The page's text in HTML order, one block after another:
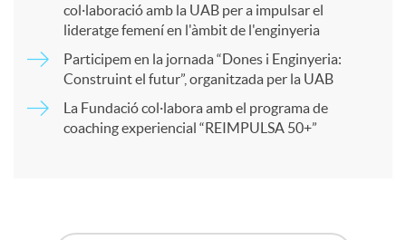
col·laboració amb la UAB per a impulsar el
lideratge femení en l'àmbit de l'enginyeria
Participem en la jornada “Dones i Enginyeria:
Construint el futur”, organitzada per la UAB
La Fundació col·labora amb el programa de
coaching experiencial “REIMPULSA 50+”